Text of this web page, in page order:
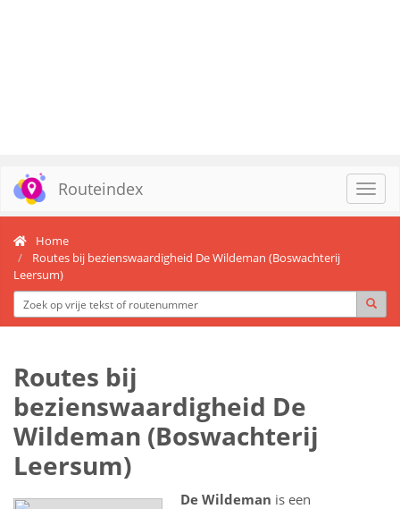
Routeindex
Home
Routes bij bezienswaardigheid De Wildeman (Boswachterij
Leersum)
Routes bij
bezienswaardigheid De
Wildeman (Boswachterij
Leersum)
De Wildeman is een